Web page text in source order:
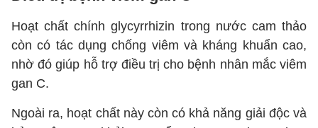
Hoạt chất chính glycyrrhizin trong nước cam thảo
còn có tác dụng chống viêm và kháng khuẩn cao,
nhờ đó giúp hỗ trợ điều trị cho bệnh nhân mắc viêm
gan C.
Ngoài ra, hoạt chất này còn có khả năng giải độc và